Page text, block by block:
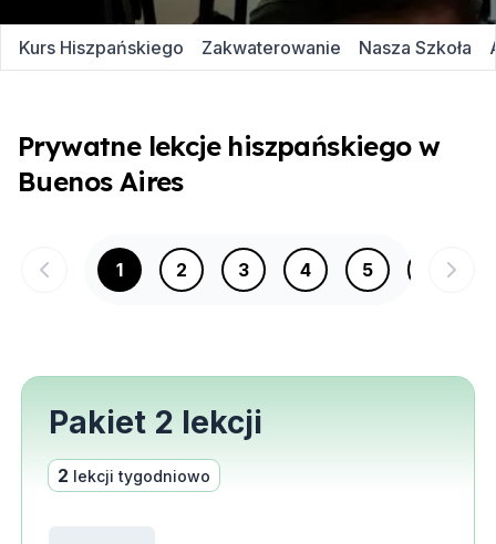
Kurs Hiszpańskiego Zakwaterowanie Nasza Szkoła
Prywatne lekcje hiszpańskiego w
Buenos Aires
1 2 3 4 5
Pakiet 2 lekcji
2 lekcji tygodniowo